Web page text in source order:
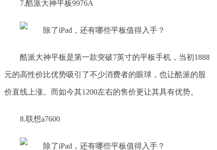
7.酷派大神平板9976A
酷派大神平板是第一款突破7英寸的平板手机，当初1888
元的高性价比优势吸引了不少消费者的眼球，也让酷派的股
价直线上涨。而如今其1200左右的售价更让其具有优势。
8.联想a7600